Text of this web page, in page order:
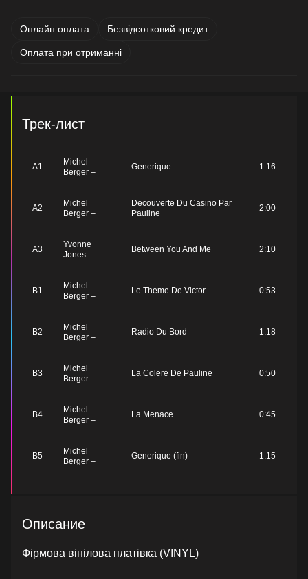
Онлайн оплата Безвідсотковий кредит
Оплата при отриманні
Трек-лист
A1
Michel
Berger –
Generique 1:16
A2
Michel
Berger –
Decouverte Du Casino Par
Pauline
2:00
A3
Yvonne
Jones –
Between You And Me 2:10
B1
Michel
Berger –
Le Theme De Victor 0:53
B2
Michel
Berger –
Radio Du Bord 1:18
B3
Michel
Berger –
La Colere De Pauline 0:50
B4
Michel
Berger –
La Menace 0:45
B5
Michel
Berger –
Generique (fin) 1:15
Описание
Фірмова вінілова платівка (VINYL)